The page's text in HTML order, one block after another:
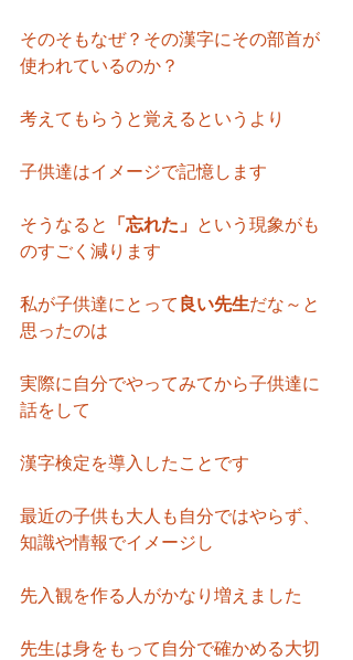
そのそもなぜ？その漢字にその部首が
使われているのか？
考えてもらうと覚えるというより
子供達はイメージで記憶します
そうなると 「忘れた」 という現象がも
のすごく減ります
私が子供達にとって 良い先生だな～と
思ったのは
実際に自分でやってみてから子供達に
話をして
漢字検定を導入したことです
最近の子供も大人も自分ではやらず、
知識や情報でイメージし
先入観を作る人がかなり増えました
先生は身をもって自分で確かめる大切